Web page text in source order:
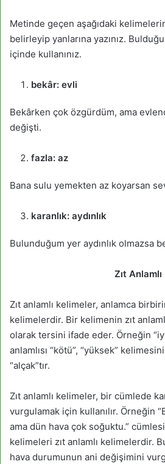
Metinde geçen aşağıdaki kelimelerin
belirleyip yanlarına yazınız.
içinde kullanınız.
bekâr: evli
Bekârken çok özgürdüm, ama
değişti.
fazla: az
Bana sulu yemekten az koyarsan
karanlık: aydınlık
Bulunduğum yer aydınlık olmazsa
Zıt Anlamlı
Zıt anlamlı kelimeler, anlamca
kelimelerdir. Bir kelimenin zıt
olarak tersini ifade eder. Örneğin
anlamlısı “kötü”, “yüksek”
“alçak”tır.
Zıt anlamlı kelimeler, bir cümlede
vurgulamak için kullanılır. Örneğin
ama dün hava çok soğuktu.”
kelimeleri zıt anlamlı kelimelerdir.
hava durumunun ani değişimini